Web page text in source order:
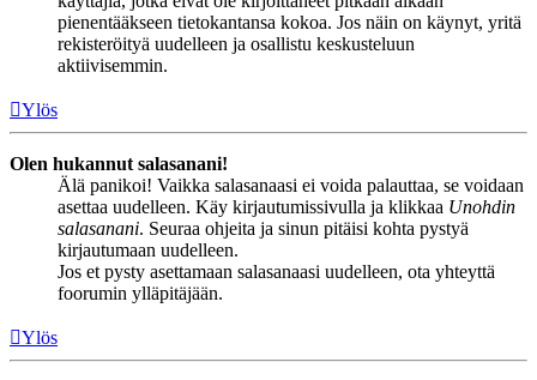
pienentääkseen tietokantansa kokoa. Jos näin on käynyt, yritä
rekisteröityä uudelleen ja osallistu keskusteluun
aktiivisemmin.
Ylös
Olen hukannut salasanani!
Älä panikoi! Vaikka salasanaasi ei voida palauttaa, se voidaan
asettaa uudelleen. Käy kirjautumissivulla ja klikkaa Unohdin
salasanani. Seuraa ohjeita ja sinun pitäisi kohta pystyä
kirjautumaan uudelleen.
Jos et pysty asettamaan salasanaasi uudelleen, ota yhteyttä
foorumin ylläpitäjään.
Ylös